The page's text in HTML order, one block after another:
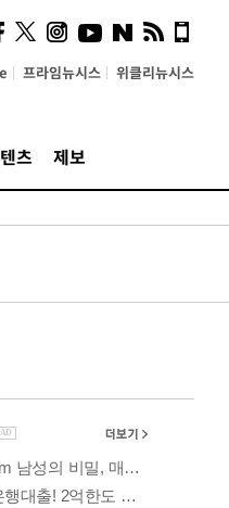
프라임뉴시스 위클리뉴시스
츠 제보
시, 스마트폰 액세서리에
NFC 더했다